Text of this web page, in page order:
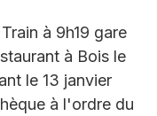
à 9h19 gare
à Bois le
le 13 janvier
à l'ordre du